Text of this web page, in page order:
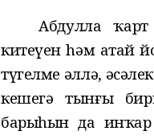
Абдулла
китеүен һәм атай
түгелме әллә,
кешегә тынғы
барыһын да